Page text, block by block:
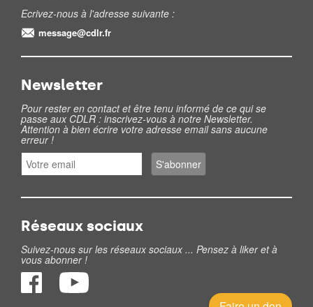
Ecrivez-nous à l'adresse suivante :
message@cdlr.fr
Newsletter
Pour rester en contact et être tenu informé de ce qui se
passe aux CDLR : inscrivez-vous à notre Newsletter.
Attention à bien écrire votre adresse email sans aucune
erreur !
Réseaux sociaux
Suivez-nous sur les réseaux sociaux ... Pensez à liker et à
vous abonner !